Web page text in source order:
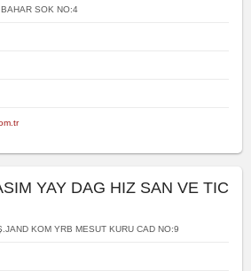
SOK NO:4
YAY DAG HIZ SAN VE TIC
KOM YRB MESUT KURU CAD NO:9